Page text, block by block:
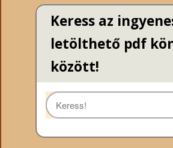
Keress az
letölthető pdf
között!